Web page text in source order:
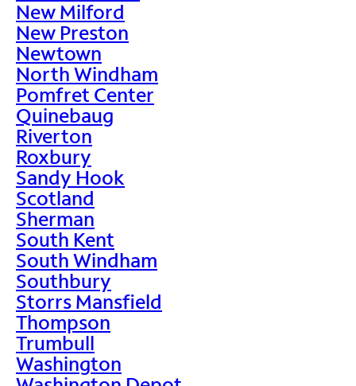
New Milford
New Preston
Newtown
North Windham
Pomfret Center
Quinebaug
Riverton
Roxbury
Sandy Hook
Scotland
Sherman
South Kent
South Windham
Southbury
Storrs Mansfield
Thompson
Trumbull
Washington